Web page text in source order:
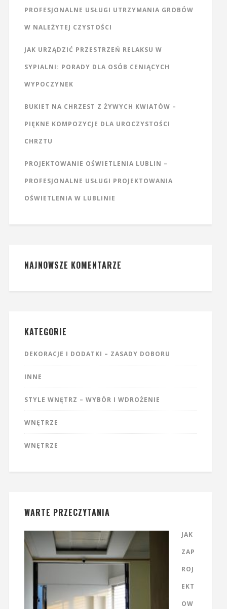
PROFESJONALNE USŁUGI UTRZYMANIA GROBÓW
W NALEŻYTEJ CZYSTOŚCI
JAK URZĄDZIĆ PRZESTRZEŃ RELAKSU W
SYPIALNI: PORADY DLA OSÓB CENIĄCYCH
WYPOCZYNEK
BUKIET NA CHRZEST Z ŻYWYCH KWIATÓW –
PIĘKNE KOMPOZYCJE DLA UROCZYSTOŚCI
CHRZTU
PROJEKTOWANIE OŚWIETLENIA LUBLIN –
PROFESJONALNE USŁUGI PROJEKTOWANIA
OŚWIETLENIA W LUBLINIE
NAJNOWSZE KOMENTARZE
KATEGORIE
DEKORACJE I DODATKI – ZASADY DOBORU
INNE
STYLE WNĘTRZ – WYBÓR I WDROŻENIE
WNĘTRZE
WNĘTRZE
WARTE PRZECZYTANIA
JAK
ZAP
ROJ
EKT
OW